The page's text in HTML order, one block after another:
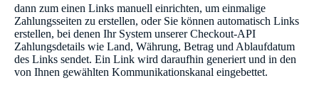
dann zum einen Links manuell einrichten, um einmalige
Zahlungsseiten zu erstellen, oder Sie können automatisch Links
erstellen, bei denen Ihr System unserer Checkout-API
Zahlungsdetails wie Land, Währung, Betrag und Ablaufdatum
des Links sendet. Ein Link wird daraufhin generiert und in den
von Ihnen gewählten Kommunikationskanal eingebettet.